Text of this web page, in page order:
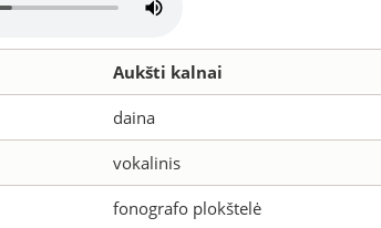
Aukšti kalnai
daina
vokalinis
fonografo plokštelė